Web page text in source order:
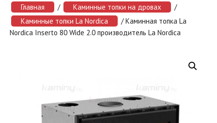
Главная / Каминные топки на дровах
/
Каминные топки La Nordica
/ Каминная топка La
Nordica Inserto 80 Wide 2.0 производитель La Nordica